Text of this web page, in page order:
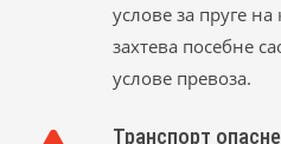
услове за пруге
захтева посебне
услове превоза.
Транспорт